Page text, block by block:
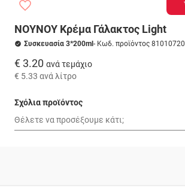
ΝΟΥΝΟΥ Κρέμα Γάλακτος Light
Συσκευασία 3*200ml - Κωδ. προϊόντος 81010720
€ 3.20 ανά τεμάχιο
€ 5.33 ανά λίτρο
Σχόλια προϊόντος